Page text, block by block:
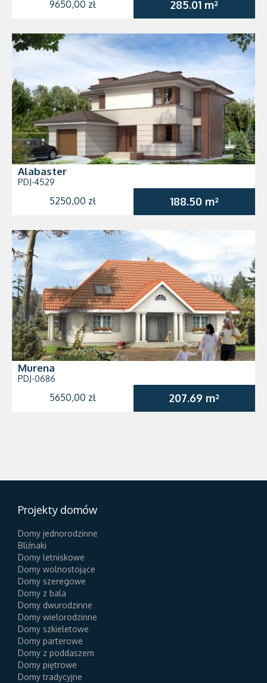
9650,00 zł 285.01 m²
Alabaster
PDJ-4529
5250,00 zł 188.50 m²
Murena
PDJ-0686
5650,00 zł 207.69 m²
Projekty domów
Domy jednorodzinne
Bliźnaki
Domy letniskowe
Domy wolnostojące
Domy szeregowe
Domy z bala
Domy dwurodzinne
Domy wielorodzinne
Domy szkieletowe
Domy parterowe
Domy z poddaszem
Domy piętrowe
Domy tradycyjne